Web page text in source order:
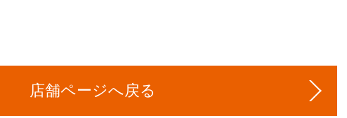
店舗ページへ戻る